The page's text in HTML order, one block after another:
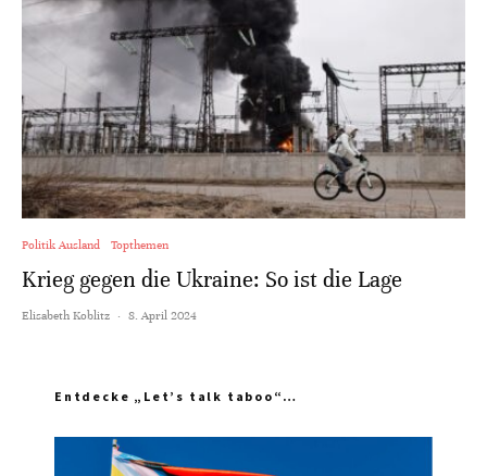
Politik Ausland Topthemen
Krieg gegen die Ukraine: So ist die Lage
Elisabeth Koblitz · 8. April 2024
Entdecke „Let’s talk taboo“…